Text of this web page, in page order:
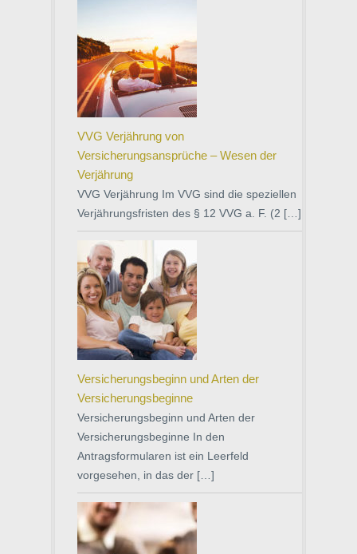
VVG Verjährung von
Versicherungsansprüche – Wesen der
Verjährung
VVG Verjährung Im VVG sind die speziellen
Verjährungsfristen des § 12 VVG a. F. (2 […]
Versicherungsbeginn und Arten der
Versicherungsbeginne
Versicherungsbeginn und Arten der
Versicherungsbeginne In den
Antragsformularen ist ein Leerfeld
vorgesehen, in das der […]